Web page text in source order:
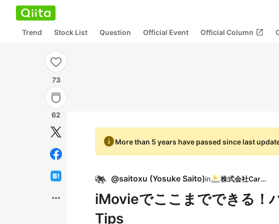
Trend Stock List Question Official Event Official Column open_in_new
73
62
more_horiz
infoMore than 5 years have passed since last
@saitoxu (Yosuke Saito)in 株式会社Carat
iMovieでここまでできる！
Tips